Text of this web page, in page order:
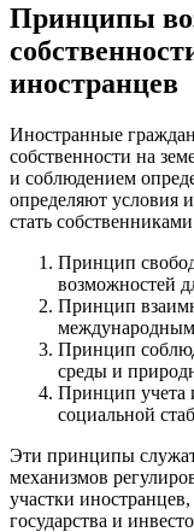
Принципы
иностранцев
Иностранные
собственности на
и соблюдением
определяют условия
стать
Принцип
возможностей
Принцип
Принцип
среды и
Принцип учета
социальной
Эти принципы
механизмов
участки
государства и